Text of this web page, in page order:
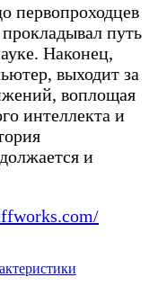
первопроходцев
путь
Наконец,
выходит за
воплощая
интеллекта и
и